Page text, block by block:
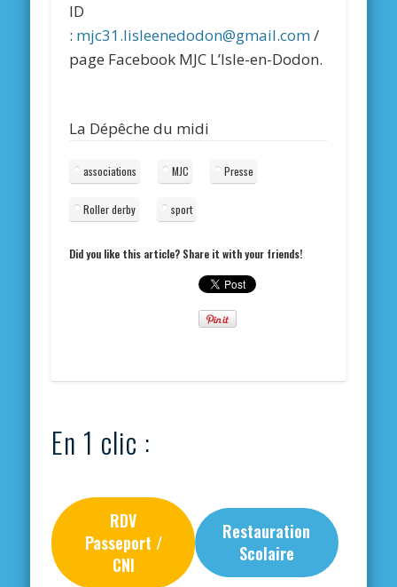
ID
: mjc31.lisleenedodon@gmail.com/
page Facebook MJC L’Isle-en-Dodon.
La Dépêche du midi
associations MJC Presse
Roller derby sport
Did you like this article? Share it with your friends!
En 1 clic :
RDV
Passeport /
CNI
Restauration
Scolaire